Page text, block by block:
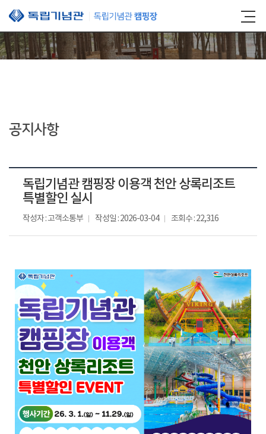
본문 바로가기
공지사항
독립기념관 캠핑장 이용객 천안 상록리조트
특별할인 실시
작성자 : 고객소통부 작성일 : 2026-03-04 조회수 : 22,316